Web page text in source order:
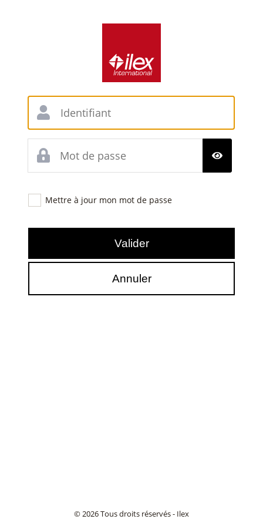
Mettre à jour mon mot de passe
© 2026 Tous droits réservés - Ilex